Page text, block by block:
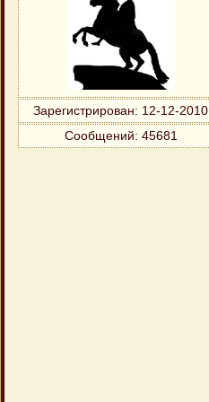
Зарегистрирован: 12-12-2010
Сообщений: 45681